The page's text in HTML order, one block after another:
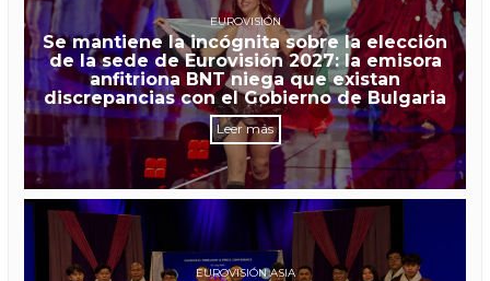
EUROVISIÓN
Se mantiene la incógnita sobre la elección
de la sede de Eurovisión 2027: la emisora
anfitriona BNT niega que existan
discrepancias con el Gobierno de Bulgaria
Leer más
EUROVISIÓN ASIA